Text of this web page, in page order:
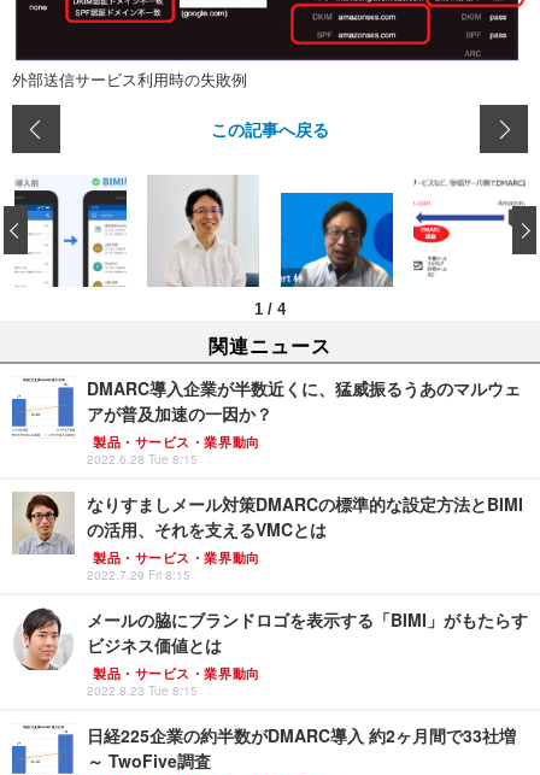
外部送信サービス利用時の失敗例
この記事へ戻る
1 / 4
‹
関連ニュース
DMARC導入企業が半数近くに、猛威振るうあのマルウェ
アが普及加速の一因か？
製品・サービス・業界動向
2022.6.28 Tue 8:15
なりすましメール対策DMARCの標準的な設定方法とBIMI
の活用、それを支えるVMCとは
製品・サービス・業界動向
2022.7.29 Fri 8:15
メールの脇にブランドロゴを表示する「BIMI」がもたらす
ビジネス価値とは
製品・サービス・業界動向
2022.8.23 Tue 8:15
日経225企業の約半数がDMARC導入 約2ヶ月間で33社増
～ TwoFive調査